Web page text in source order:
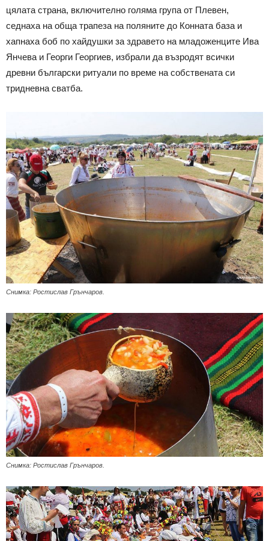
цялата страна, включително голяма група от Плевен,
седнаха на обща трапеза на поляните до Конната база и
хапнаха боб по хайдушки за здравето на младоженците Ива
Янчева и Георги Георгиев, избрали да възродят всички
древни български ритуали по време на собствената си
тридневна сватба.
Снимка: Ростислав Грънчаров.
Снимка: Ростислав Грънчаров.